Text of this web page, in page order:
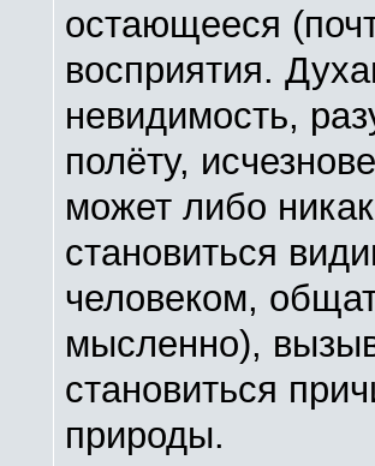
остающееся
восприятия.
невидимость,
полёту,
может либо
становиться
человеком,
мысленно),
становиться
природы.